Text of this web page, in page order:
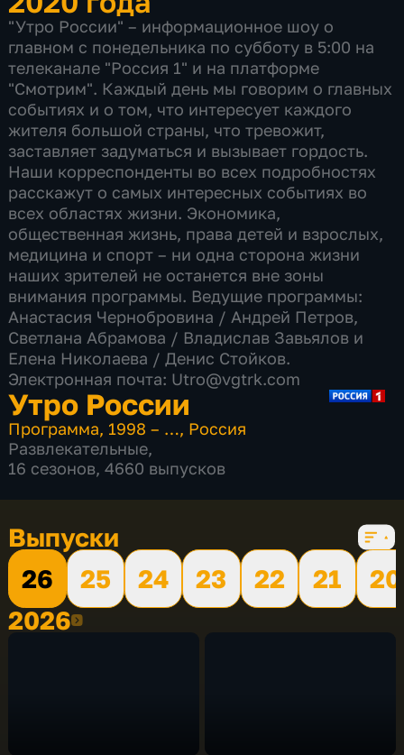
"Утро России" – информационное шоу о
главном с понедельника по субботу в 5:00 на
телеканале "Россия 1" и на платформе
"Смотрим". Каждый день мы говорим о главных
событиях и о том, что интересует каждого
жителя большой страны, что тревожит,
заставляет задуматься и вызывает гордость.
Наши корреспонденты во всех подробностях
расскажут о самых интересных событиях во
всех областях жизни. Экономика,
общественная жизнь, права детей и взрослых,
медицина и спорт – ни одна сторона жизни
наших зрителей не останется вне зоны
внимания программы. Ведущие программы:
Анастасия Чернобровина / Андрей Петров,
Светлана Абрамова​ / Владислав Завьялов и
Елена Николаева / Денис Стойков.
Электронная почта: Utro@vgtrk.com
Утро России
Программа, 1998 – …, Россия
Развлекательные,
16 сезонов, 4660 выпусков
Выпуски
26
25 24 23 22 21
20
20262026